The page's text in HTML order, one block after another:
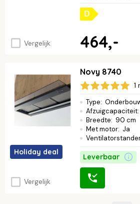
Vergelijk
D
464,-
Holiday deal
Vergelijk
Novy 8740
1
Type:
Afzuigcapaciteit:
Breedte: 90 cm
Met motor: Ja
Leverbaar